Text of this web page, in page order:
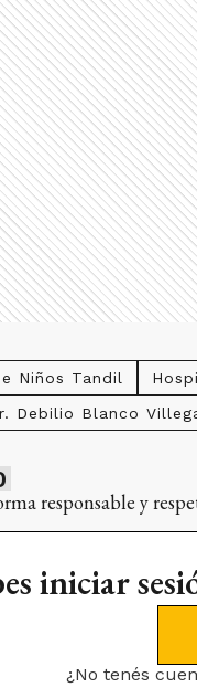
Niños Tandil
Debilio Blanco
responsable y
iniciar
¿No tenés